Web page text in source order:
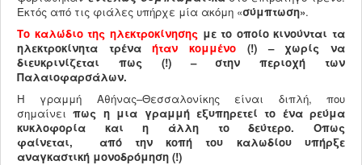
Εκτός από τις φιάλες υπήρχε μία ακόμη «σύμπτωση».
Το καλώδιο της ηλεκτροκίνησης με το οποίο κινούνται τα
ηλεκτροκίνητα τρέναήταν κομμένο (!) – χωρίς να
διευκρινίζεται πως (!) – στην περιοχή των
Παλαιοφαρσάλων.
Η γραμμή Αθήνας–Θεσσαλονίκης είναι διπλή, που
σημαίνειπως η μια γραμμή εξυπηρετεί το ένα ρεύμα
κυκλοφορία και η άλλη το δεύτερο. Οπως
φαίνεται,
από
την κοπή του καλωδίου υπήρξε
αναγκαστική μονοδρόμηση (!)